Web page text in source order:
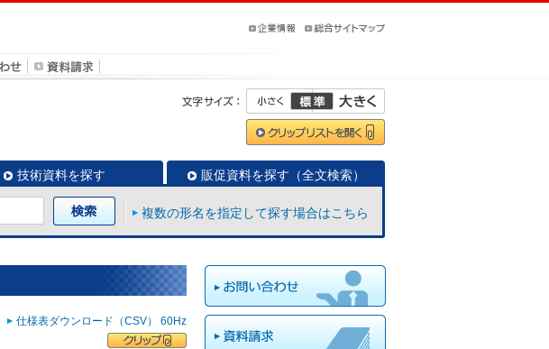
技術資料を探す 販促資料を探す（全文検索）
複数の形名を指定して探す場合はこちら
仕様表ダウンロード（CSV） 60Hz